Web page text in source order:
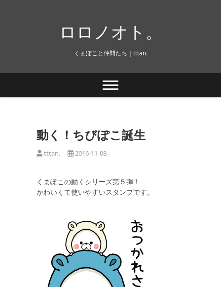
ロロノオト。
くまぽこと仲間たち｜tttan.
動く！ちびぽこ誕生
tttan. 2016-11-08
くまぽこの動くシリーズ第５弾！
かわいくて使いやすいスタンプです。